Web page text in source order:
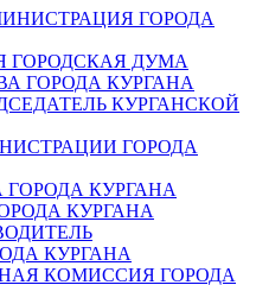
ГОРОДА
ГОРОДСКАЯ ДУМА
ГОРОДА КУРГАНА
КУРГАНСКОЙ
ГОРОДА
КУРГАНА
КУРГАНА
КУРГАНА
КОМИССИЯ ГОРОДА